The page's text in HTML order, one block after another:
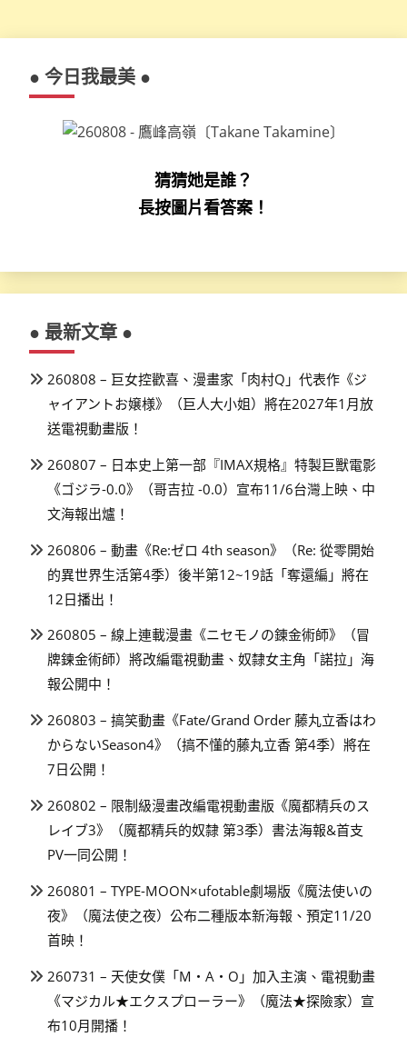
● 今日我最美 ●
猜猜她是誰？
長按圖片看答案！
● 最新文章 ●
260808 – 巨女控歡喜、漫畫家「肉村Q」代表作《ジ
ャイアントお嬢様》（巨人大小姐）將在2027年1月放
送電視動畫版！
260807 – 日本史上第一部『IMAX規格』特製巨獸電影
《ゴジラ-0.0》（哥吉拉 -0.0）宣布11/6台灣上映、中
文海報出爐！
260806 – 動畫《Re:ゼロ 4th season》（Re: 從零開始
的異世界生活第4季）後半第12~19話「奪還編」將在
12日播出！
260805 – 線上連載漫畫《ニセモノの錬金術師》（冒
牌鍊金術師）將改編電視動畫、奴隸女主角「諾拉」海
報公開中！
260803 – 搞笑動畫《Fate/Grand Order 藤丸立香はわ
からないSeason4》（搞不懂的藤丸立香 第4季）將在
7日公開！
260802 – 限制級漫畫改編電視動畫版《魔都精兵のス
レイブ3》（魔都精兵的奴隸 第3季）書法海報&首支
PV一同公開！
260801 – TYPE-MOON×ufotable劇場版《魔法使いの
夜》（魔法使之夜）公布二種版本新海報、預定11/20
首映！
260731 – 天使女僕「M・A・O」加入主演、電視動畫
《マジカル★エクスプローラー》（魔法★探險家）宣
布10月開播！